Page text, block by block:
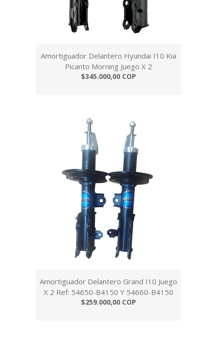
Amortiguador Delantero Hyundai I10 Kia
Picanto Morning Juego X 2
$345.000,00 COP
Amortiguador Delantero Grand I10 Juego
X 2 Ref: 54650-B4150 Y 54660-B4150
$259.000,00 COP